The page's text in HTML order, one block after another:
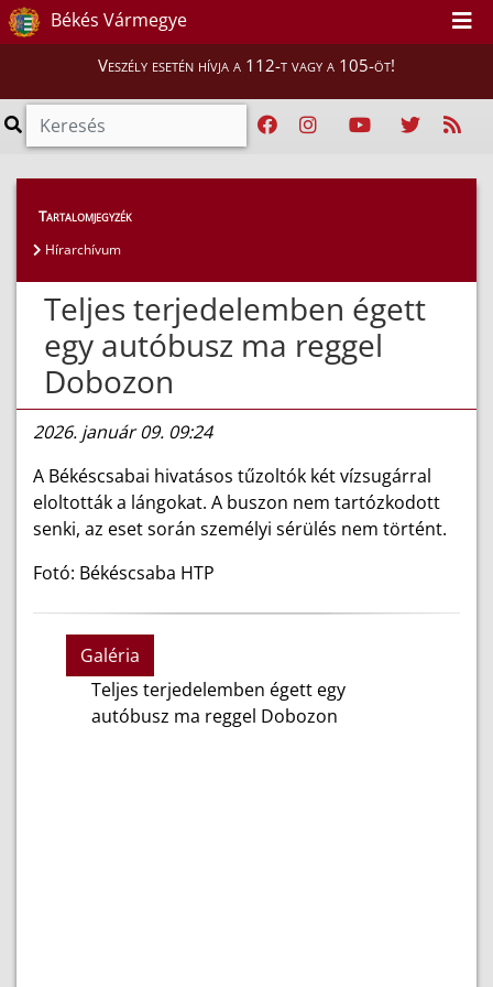
Békés Vármegye
Veszély esetén hívja a 112-t vagy a 105-öt!
Híreink > Hírek
Tartalomjegyzék
Hírarchívum
Teljes terjedelemben égett
egy autóbusz ma reggel
Dobozon
2026. január 09. 09:24
A Békéscsabai hivatásos tűzoltók két vízsugárral
eloltották a lángokat. A buszon nem tartózkodott
senki, az eset során személyi sérülés nem történt.
Fotó: Békéscsaba HTP
Galéria
Teljes terjedelemben égett egy
autóbusz ma reggel Dobozon